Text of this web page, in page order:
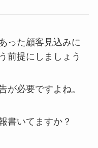
った顧客見込みに
前提にしましょう
が必要ですよね。
書いてますか？